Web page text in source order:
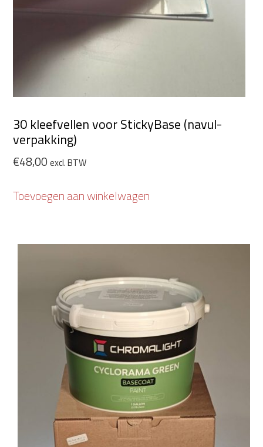
30 kleefvellen voor StickyBase (navul-
verpakking)
€48,00 excl. BTW
Toevoegen aan winkelwagen